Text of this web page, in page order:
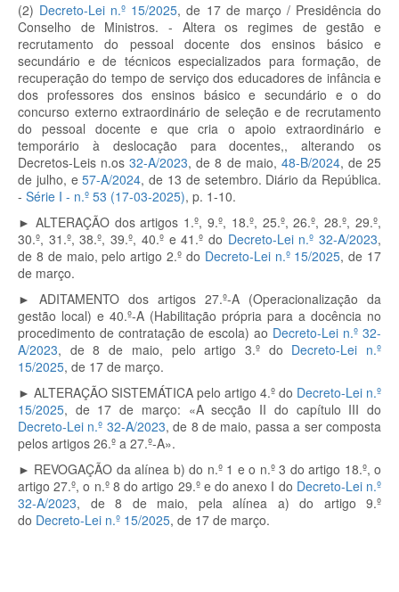
(2) Decreto-Lei n.º 15/2025, de 17 de março / Presidência do
Conselho de Ministros. - Altera os regimes de gestão e
recrutamento do pessoal docente dos ensinos básico e
secundário e de técnicos especializados para formação, de
recuperação do tempo de serviço dos educadores de infância e
dos professores dos ensinos básico e secundário e o do
concurso externo extraordinário de seleção e de recrutamento
do pessoal docente e que cria o apoio extraordinário e
temporário à deslocação para docentes,, alterando os
Decretos-Leis n.os32-A/2023, de 8 de maio, 48-B/2024, de 25
de julho, e57-A/2024, de 13 de setembro. Diário da República.
- Série I - n.º 53 (17-03-2025), p. 1-10.
► ALTERAÇÃO dos artigos 1.º, 9.º, 18.º, 25.º, 26.º, 28.º, 29.º,
30.º, 31.º, 38.º, 39.º, 40.º e 41.º do Decreto-Lei n.º 32-A/2023,
de 8 de maio, pelo artigo 2.º do Decreto-Lei n.º 15/2025, de 17
de março.
► ADITAMENTO dos artigos 27.º-A (Operacionalização da
gestão local) e 40.º-A (Habilitação própria para a docência no
procedimento de contratação de escola) ao Decreto-Lei n.º 32-
A/2023, de 8 de maio, pelo artigo 3.º do Decreto-Lei n.º
15/2025, de 17 de março.
► ALTERAÇÃO SISTEMÁTICA pelo artigo 4.º do Decreto-Lei n.º
15/2025, de 17 de março: «A secção II do capítulo III do
Decreto-Lei n.º 32-A/2023, de 8 de maio, passa a ser composta
pelos artigos 26.º a 27.º-A».
► REVOGAÇÃO da alínea b) do n.º 1 e o n.º 3 do artigo 18.º, o
artigo 27.º, o n.º 8 do artigo 29.º e do anexo I do Decreto-Lei n.º
32-A/2023, de 8 de maio, pela alínea a) do artigo 9.º
do Decreto-Lei n.º 15/2025, de 17 de março.